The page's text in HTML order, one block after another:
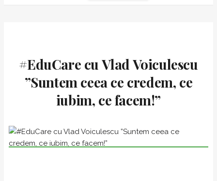
#EduCare cu Vlad Voiculescu
”Suntem ceea ce credem, ce
iubim, ce facem!”